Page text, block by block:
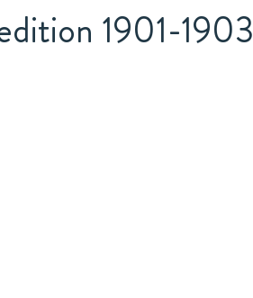
1901-1903